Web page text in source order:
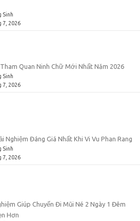
Sinh
7, 2026
Quan Ninh Chữ Mới Nhất Năm 2026
Sinh
7, 2026
Nghiệm Đáng Giá Nhất Khi Vi Vu Phan Rang
Sinh
7, 2026
Giúp Chuyến Đi Mũi Né 2 Ngày 1 Đêm
Hơn